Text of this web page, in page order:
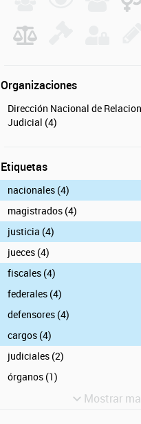
Organizaciones
Dirección Nacional de
Judicial (4)
Etiquetas
nacionales (4)
magistrados (4)
justicia (4)
jueces (4)
fiscales (4)
federales (4)
defensores (4)
cargos (4)
judiciales (2)
órganos (1)
Mostrar